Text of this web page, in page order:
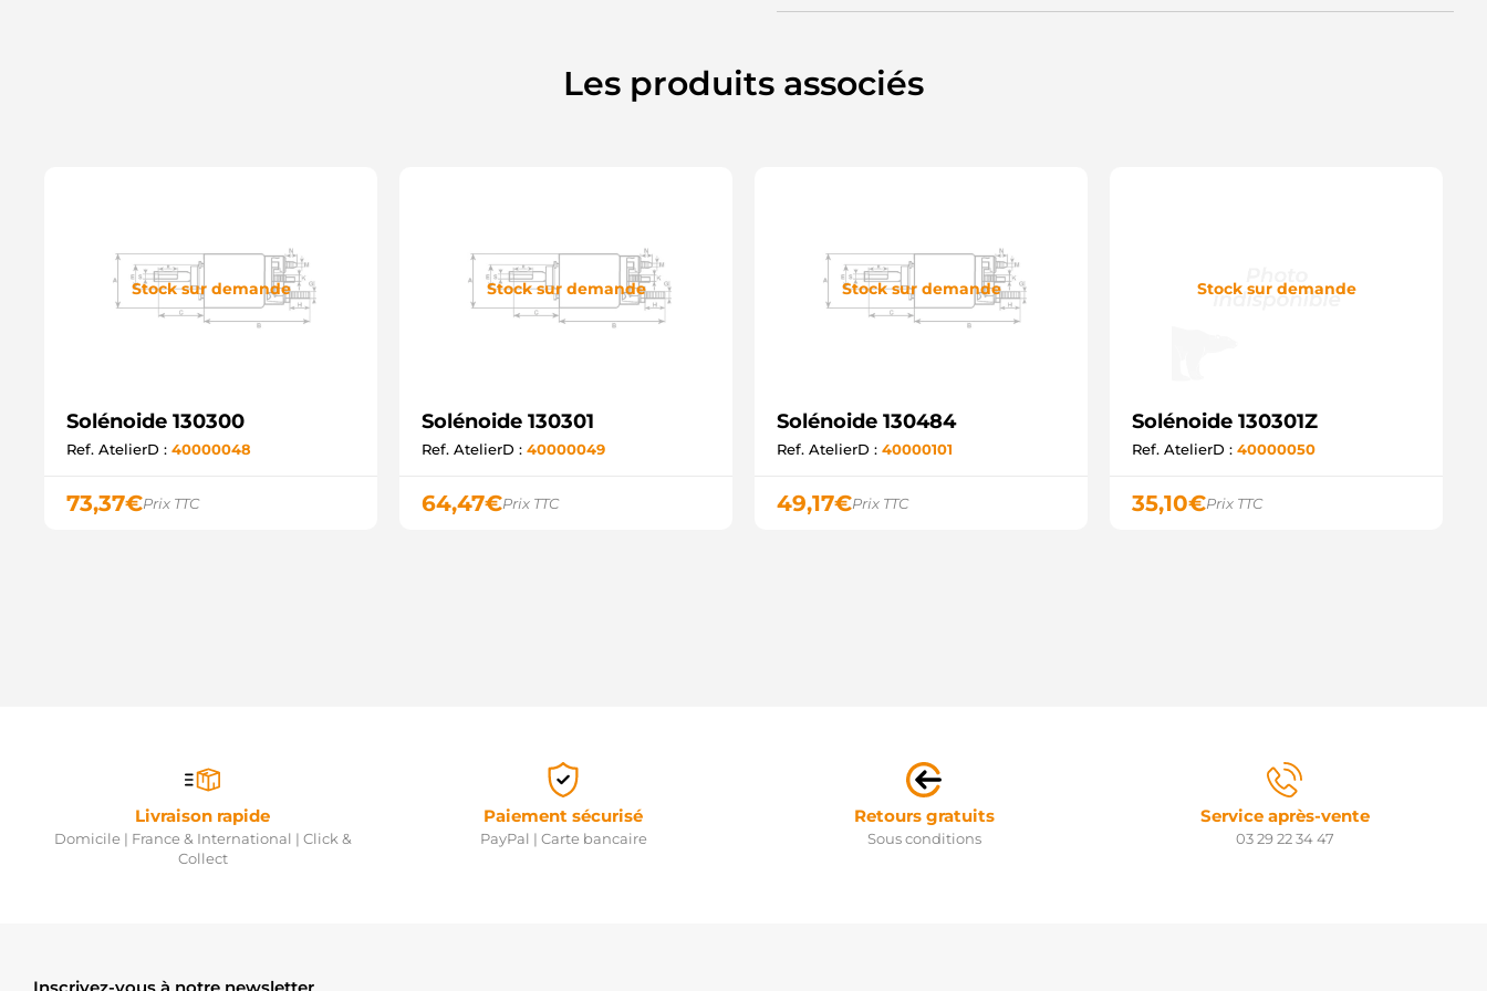
Les produits associés
Stock sur demande
Solénoide 130300
Ref. AtelierD : 40000048
73,37€Prix TTC
Stock sur demande
Solénoide 130301
Ref. AtelierD : 40000049
64,47€Prix TTC
Stock sur demande
Solénoide 130484
Ref. AtelierD : 40000101
49,17€Prix TTC
Stock sur demande
Solénoide 130301Z
Ref. AtelierD : 40000050
35,10€Prix TTC
Livraison rapide
Domicile | France & International | Click &
Collect
Paiement sécurisé
PayPal | Carte bancaire
Retours gratuits
Sous conditions
Service après-vente
03 29 22 34 47